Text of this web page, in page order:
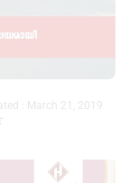
: March 21, 2019